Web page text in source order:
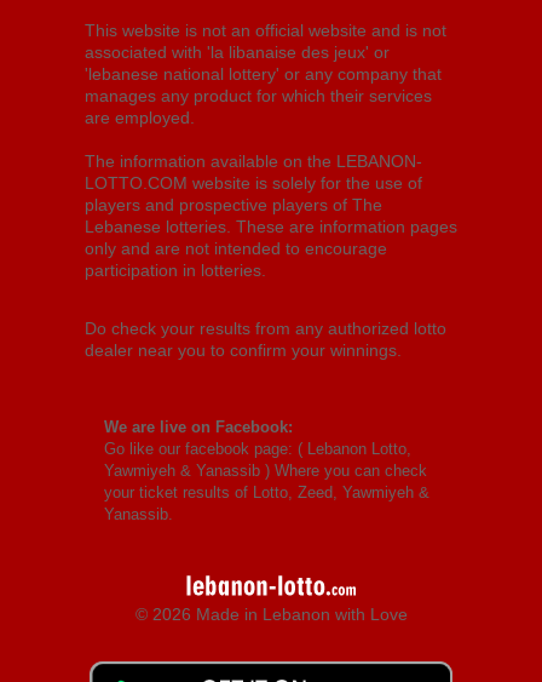
This website is not an official website and is not
associated with 'la libanaise des jeux' or
'lebanese national lottery' or any company that
manages any product for which their services
are employed.
The information available on the LEBANON-
LOTTO.COM website is solely for the use of
players and prospective players of The
Lebanese lotteries. These are information pages
only and are not intended to encourage
participation in lotteries.
Do check your results from any authorized lotto
dealer near you to confirm your winnings.
We are live on Facebook:
Go like our facebook page: ( Lebanon Lotto,
Yawmiyeh & Yanassib ) Where you can check
your ticket results of Lotto, Zeed, Yawmiyeh &
Yanassib.
© 2026 Made in Lebanon with Love